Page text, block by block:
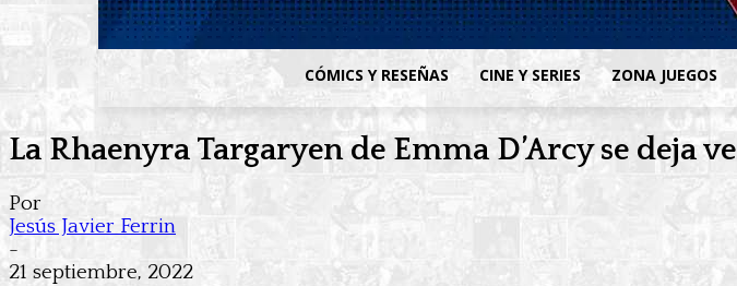
CÓMICS Y RESEÑAS CINE Y SERIES ZONA JUEGOS
La Rhaenyra Targaryen de Emma D’Arcy se deja
Por
Jesús Javier Ferrin
-
21 septiembre, 2022